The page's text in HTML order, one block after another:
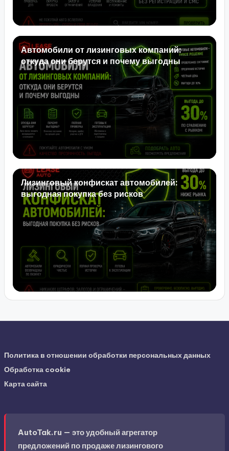
Автомобили от лизинговых компаний:
откуда они берутся и почему выгодны
Лизинговый конфискат автомобилей:
выгодная покупка без рисков
Политика в отношении обработки персональных данных
Обработка cookie
Карта сайта
AutoTak.ru — это удобный агрегатор
предложений по продаже лизингового